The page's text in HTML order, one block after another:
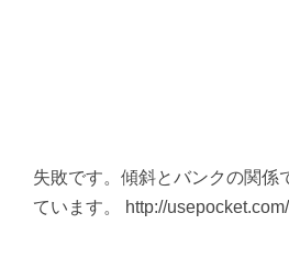
失敗です。傾斜とバンクの関係
ています。 http://